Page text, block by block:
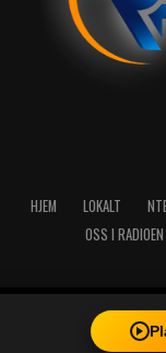
HJEM LOKALT
OSS I RADIOEN
Copyright © 2026 A-
5527